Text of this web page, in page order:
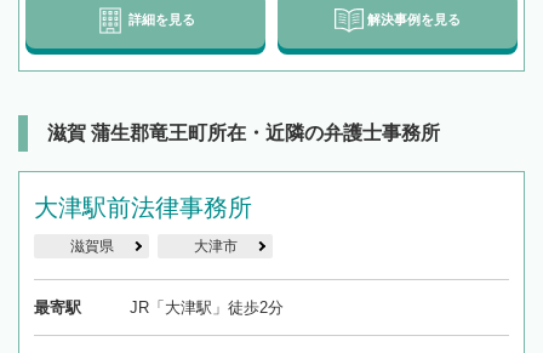
詳細を見る 解決事例を見る
滋賀 蒲生郡竜王町所在・近隣の弁護士事務所
大津駅前法律事務所
滋賀県 大津市
最寄駅 JR「大津駅」徒歩2分